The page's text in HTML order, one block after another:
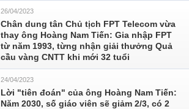
26/04/2023
Chân dung tân Chủ tịch FPT Telecom vừa
thay ông Hoàng Nam Tiến: Gia nhập FPT
từ năm 1993, từng nhận giải thưởng Quả
cầu vàng CNTT khi mới 32 tuổi
24/04/2023
Lời "tiên đoán" của ông Hoàng Nam Tiến:
Năm 2030, số giáo viên sẽ giảm 2/3, có 2